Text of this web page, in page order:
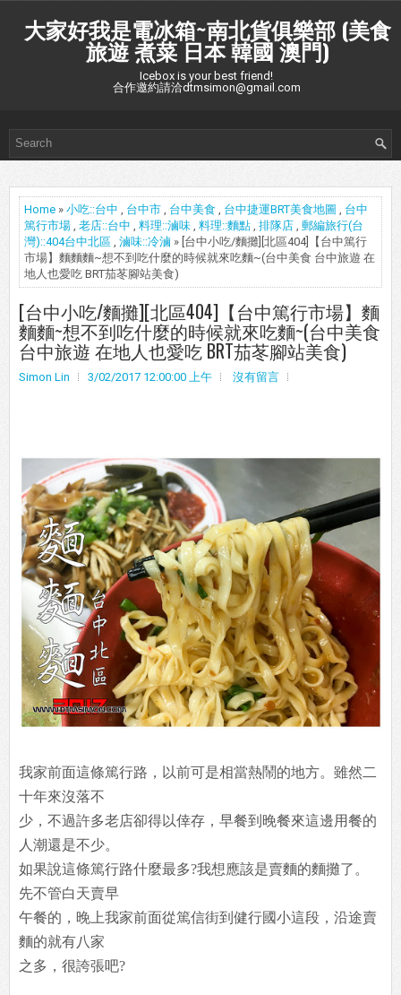
大家好我是電冰箱~南北貨俱樂部 (美食
旅遊 煮菜 日本 韓國 澳門)
Icebox is your best friend!
合作邀約請洽dtmsimon@gmail.com
Home » 小吃::台中 , 台中市 , 台中美食 , 台中捷運BRT美食地圖 , 台中
篤行市場 , 老店::台中 , 料理::滷味 , 料理::麵點 , 排隊店 , 郵編旅行(台
灣)::404台中北區 , 滷味::冷滷 » [台中小吃/麵攤][北區404]【台中篤行
市場】麵麵麵~想不到吃什麼的時候就來吃麵~(台中美食 台中旅遊 在
地人也愛吃 BRT茄苳腳站美食)
[台中小吃/麵攤][北區404]【台中篤行市場】麵
麵麵~想不到吃什麼的時候就來吃麵~(台中美食
台中旅遊 在地人也愛吃 BRT茄苳腳站美食)
Simon Lin 3/02/2017 12:00:00 上午 沒有留言
我家前面這條篤行路，以前可是相當熱鬧的地方。雖然二
十年來沒落不
少，不過許多老店卻得以倖存，早餐到晚餐來這邊用餐的
人潮還是不少。
如果說這條篤行路什麼最多?我想應該是賣麵的麵攤了。
先不管白天賣早
午餐的，晚上我家前面從篤信街到健行國小這段，沿途賣
麵的就有八家
之多，很誇張吧?